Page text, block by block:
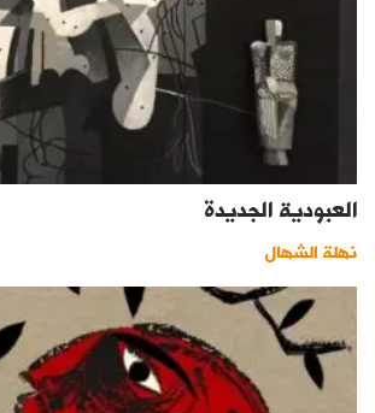
العبودية الجديدة
نهلة الشهال